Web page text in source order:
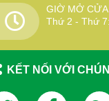
GIỜ MỞ CỬA
Thứ 2 - Thứ
KẾT NỐI VỚI